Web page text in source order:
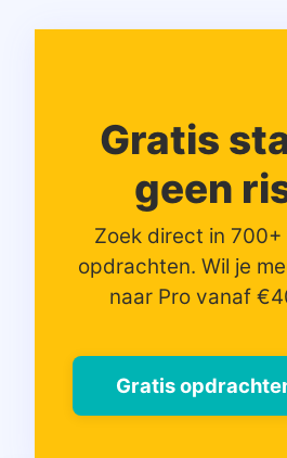
Gratis
geen
Zoek direct in
opdrachten. Wil je
naar Pro vanaf
Gratis